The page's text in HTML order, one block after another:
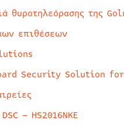
θυροτηλεόρασης της
επιθέσεων
Security Solution
– HS2016NKE